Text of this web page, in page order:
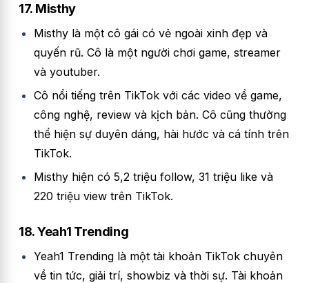
17. Misthy
Misthy là một cô gái có vẻ ngoài xinh đẹp và
quyến rũ. Cô là một người chơi game, streamer
và youtuber.
Cô nổi tiếng trên TikTok với các video về game,
công nghệ, review và kịch bản. Cô cũng thường
thể hiện sự duyên dáng, hài hước và cá tính trên
TikTok.
Misthy hiện có 5,2 triệu follow, 31 triệu like và
220 triệu view trên TikTok.
18. Yeah1 Trending
Yeah1 Trending là một tài khoản TikTok chuyên
về tin tức, giải trí, showbiz và thời sự. Tài khoản